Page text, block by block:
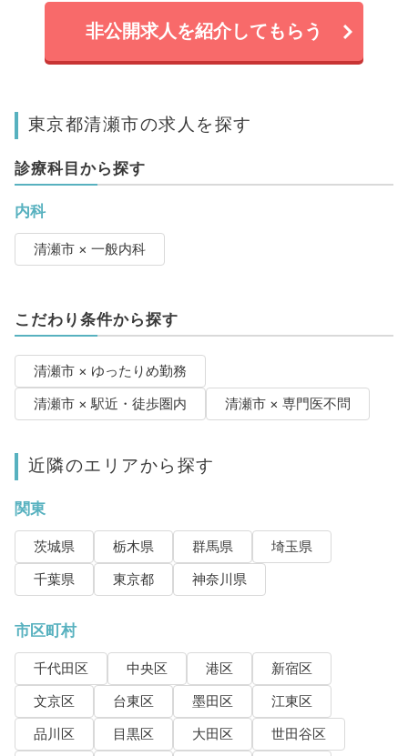
非公開求人を紹介してもらう
東京都清瀬市の求人を探す
診療科目から探す
内科
清瀬市 × 一般内科
こだわり条件から探す
清瀬市 × ゆったりめ勤務
清瀬市 × 駅近・徒歩圏内
清瀬市 × 専門医不問
近隣のエリアから探す
関東
茨城県 栃木県 群馬県
埼玉県
千葉県
東京都 神奈川県
市区町村
千代田区 中央区 港区
新宿区
文京区
台東区 墨田区
江東区
品川区
目黒区 大田区
世田谷区